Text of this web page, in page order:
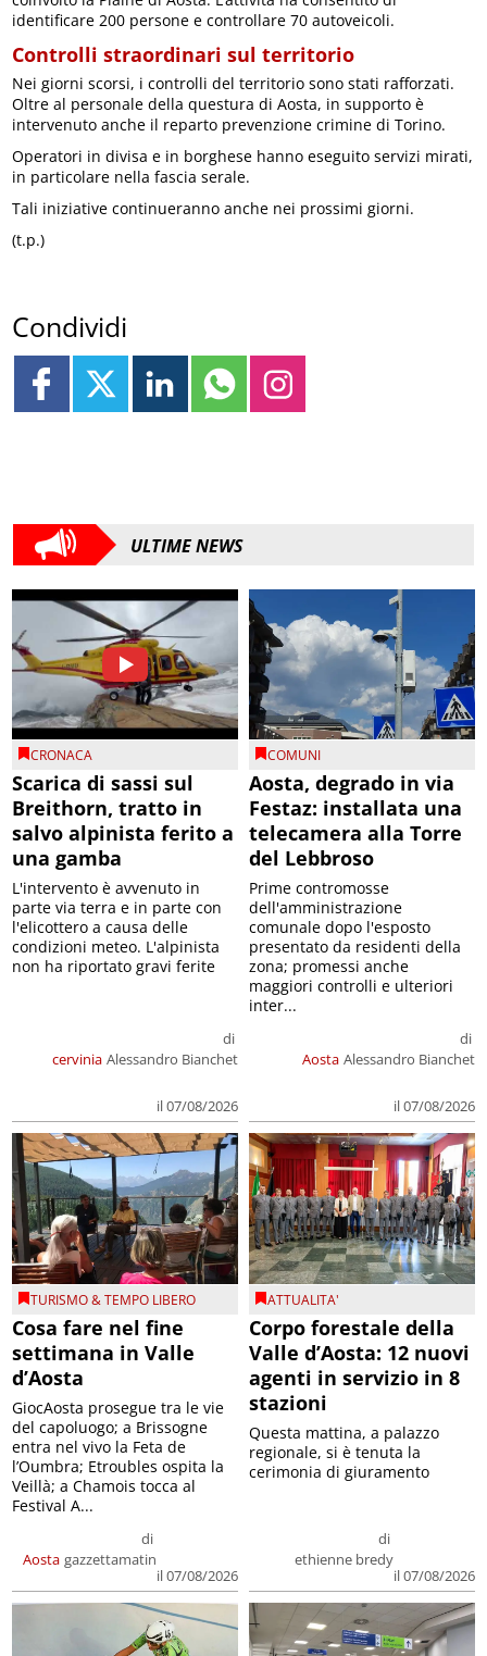
identificare 200 persone e controllare 70 autoveicoli.
Controlli straordinari sul territorio
Nei giorni scorsi, i controlli del territorio sono stati rafforzati.
Oltre al personale della questura di Aosta, in supporto è
intervenuto anche il reparto prevenzione crimine di Torino.
Operatori in divisa e in borghese hanno eseguito servizi mirati,
in particolare nella fascia serale.
Tali iniziative continueranno anche nei prossimi giorni.
(t.p.)
Condividi
ULTIME NEWS
CRONACA
Scarica di sassi sul
Breithorn, tratto in
salvo alpinista ferito a
una gamba
cervinia
di
Alessandro Bianchet
il 07/08/2026
L'intervento è avvenuto in
parte via terra e in parte con
l'elicottero a causa delle
condizioni meteo. L'alpinista
non ha riportato gravi ferite
COMUNI
Aosta, degrado in via
Festaz: installata una
telecamera alla Torre
del Lebbroso
Aosta
di
Alessandro Bianchet
il 07/08/2026
Prime contromosse
dell'amministrazione
comunale dopo l'esposto
presentato da residenti della
zona; promessi anche
maggiori controlli e ulteriori
inter...
TURISMO & TEMPO LIBERO
Cosa fare nel fine
settimana in Valle
d’Aosta
Aosta
di
gazzettamatin
il 07/08/2026
GiocAosta prosegue tra le vie
del capoluogo; a Brissogne
entra nel vivo la Feta de
l’Oumbra; Etroubles ospita la
Veillà; a Chamois tocca al
Festival A...
ATTUALITA'
Corpo forestale della
Valle d’Aosta: 12 nuovi
agenti in servizio in 8
stazioni
di
ethienne bredy
il 07/08/2026
Questa mattina, a palazzo
regionale, si è tenuta la
cerimonia di giuramento